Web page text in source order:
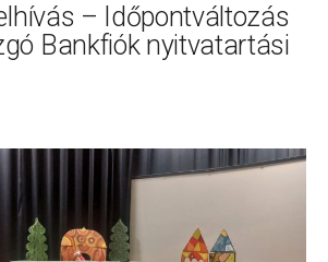
– Időpontváltozás
Bankfiók nyitvatartási